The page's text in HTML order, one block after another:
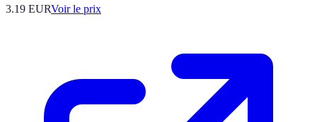
3.19 EURVoir le prix